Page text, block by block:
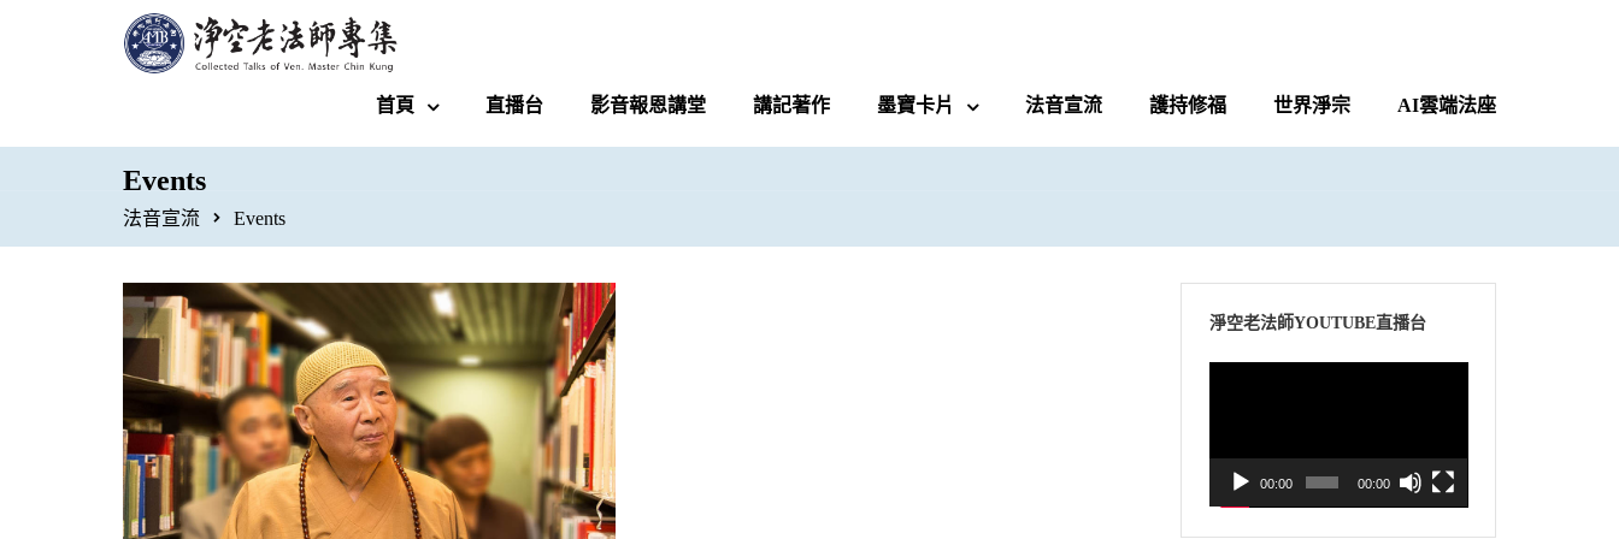
首頁 直播台 影音報恩講堂 講記著作 墨寶卡片 法音宣流 護持修福 世界淨宗 AI雲端法座
Events
法音宣流 Events
淨空老法師YOUTUBE直播台
器
00:00 00:00